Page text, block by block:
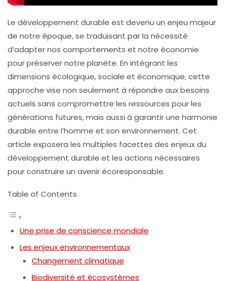
Le développement durable est devenu un enjeu majeur
de notre époque, se traduisant par la nécessité
d’adapter nos comportements et notre économie
pour préserver notre planète. En intégrant les
dimensions écologique, sociale et économique, cette
approche vise non seulement à répondre aux besoins
actuels sans compromettre les ressources pour les
générations futures, mais aussi à garantir une harmonie
durable entre l’homme et son environnement. Cet
article exposera les multiples facettes des enjeux du
développement durable et les actions nécessaires
pour construire un avenir écoresponsable.
Table of Contents
Une prise de conscience mondiale
Les enjeux environnementaux
Changement climatique
Biodiversité et écosystèmes